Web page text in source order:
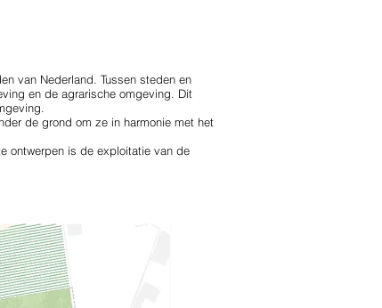
van Nederland. Tussen steden en
en de agrarische omgeving. Dit
de grond om ze in harmonie met het
ontwerpen is de exploitatie van de